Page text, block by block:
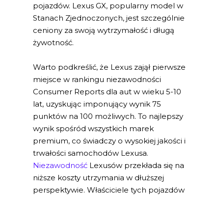
pojazdów. Lexus GX, popularny model w
Stanach Zjednoczonych, jest szczególnie
ceniony za swoją wytrzymałość i długą
żywotność.
Warto podkreślić, że Lexus zajął pierwsze
miejsce w rankingu niezawodności
Consumer Reports dla aut w wieku 5-10
lat, uzyskując imponujący wynik 75
punktów na 100 możliwych. To najlepszy
wynik spośród wszystkich marek
premium, co świadczy o wysokiej jakości i
trwałości samochodów Lexusa.
Niezawodność Lexusów przekłada się na
niższe koszty utrzymania w dłuższej
perspektywie. Właściciele tych pojazdów